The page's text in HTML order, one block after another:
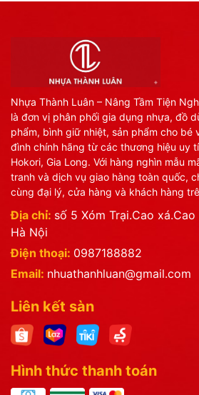
Nhựa Thành Luân – Nâng Tầm Tiện
là đơn vị phân phối gia dụng nhựa, đồ
phẩm, bình giữ nhiệt, sản phẩm cho bé
đình chính hãng từ các thương hiệu uy
Hokori, Gia Long. Với hàng nghìn mẫu
tranh và dịch vụ giao hàng toàn quốc,
cùng đại lý, cửa hàng và khách hàng
Địa chỉ: số 5 Xóm Trại.Cao
Hà Nội
Điện thoại: 0987188882
Email: nhuathanhluan@gmail.com
Liên kết sàn
Hình thức thanh toán